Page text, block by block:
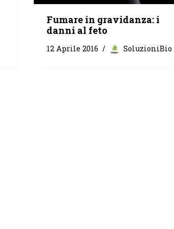
Fumare in gravidanza: i
danni al feto
12 Aprile 2016 SoluzioniBio